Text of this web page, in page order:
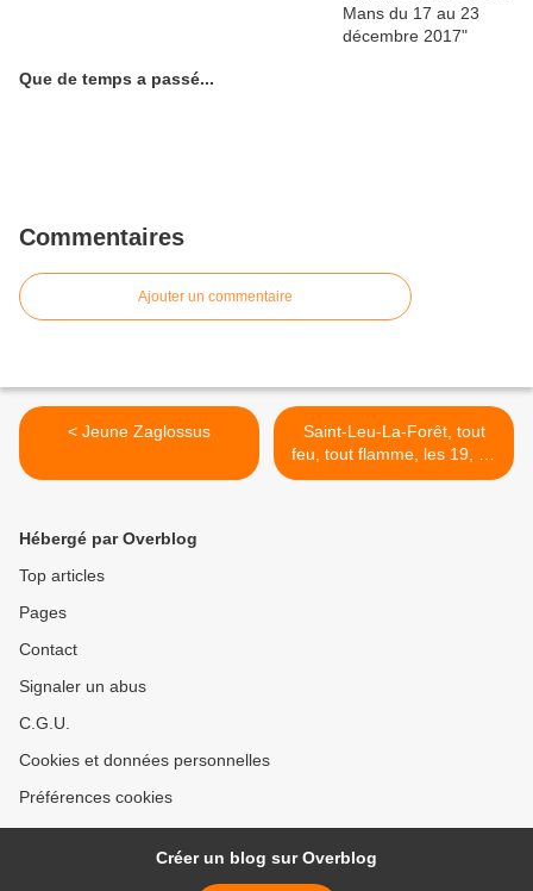
Que de temps a passé...
Commentaires
Ajouter un commentaire
< Jeune Zaglossus
Saint-Leu-La-Forêt, tout
feu, tout flamme, les 19, 20
et 21 mai 2017 >
Hébergé par Overblog
Top articles
Pages
Contact
Signaler un abus
C.G.U.
Cookies et données personnelles
Préférences cookies
Créer un blog sur Overblog